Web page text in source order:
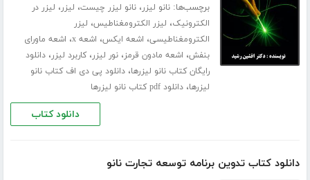
برچسب‌ها:نانو لیزر،نانو لیزر چیست، لیزر، لیزر در
الکترونیک، لیزر الکترومغناطیس، لیزر
الکترومغناطیسی، اشعه ایکس، اشعه x ، اشعه ماورای
بنفش، اشعه مادون قرمز،نور لیزر،کاربرد لیزر،دانلود
رایگان کتاب نانو لیزرها،دانلود پی دی اف کتاب نانو
لیزرها،دانلود pdf کتاب نانو لیزرها
دانلود کتاب
دانلود کتاب تدوین برنامه توسعه تجارت نانو